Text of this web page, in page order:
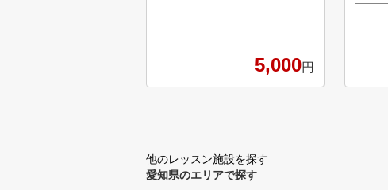
チ、パター、バンカーなどのレ
ッスンもしております。
5,000円
で培
、ほ
プロ
他のレッスン施設を探す
愛知県のエリアで探す